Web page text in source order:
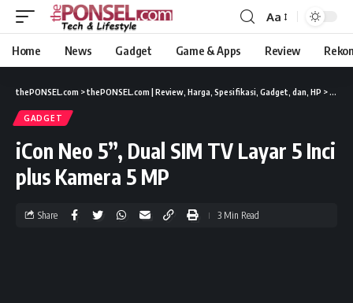
Aa
Home News Gadget Game & Apps Review
thePONSEL.com >thePONSEL.com | Review, Harga, Spesifikasi, Gadget, dan, HP >
GADGET
iCon Neo 5”, Dual SIM TV Layar 5 Inci
plus Kamera 5 MP
Share 3 Min Read